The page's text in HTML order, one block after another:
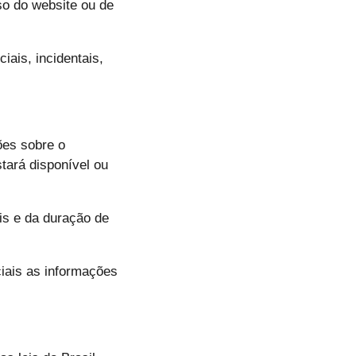
do website ou de
incidentais,
sobre o
disponível ou
e da duração de
as informações